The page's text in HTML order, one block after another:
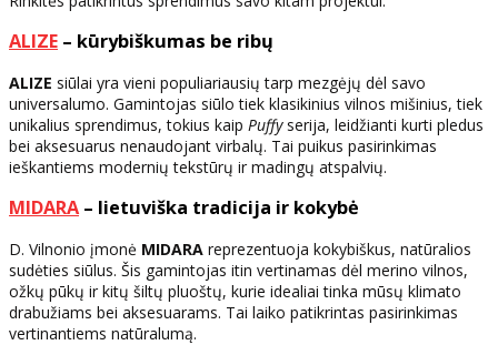
ALIZE – kūrybiškumas be ribų
ALIZE siūlai yra vieni populiariausių tarp mezgėjų dėl savo
universalumo. Gamintojas siūlo tiek klasikinius vilnos mišinius, tiek
unikalius sprendimus, tokius kaip Puffyserija, leidžianti kurti pledus
bei aksesuarus nenaudojant virbalų. Tai puikus pasirinkimas
ieškantiems modernių tekstūrų ir madingų atspalvių.
MIDARA– lietuviška tradicija ir kokybė
D. Vilnonio įmonė MIDARA reprezentuoja kokybiškus, natūralios
sudėties siūlus. Šis gamintojas itin vertinamas dėl merino vilnos,
ožkų pūkų ir kitų šiltų pluoštų, kurie idealiai tinka mūsų klimato
drabužiams bei aksesuarams. Tai laiko patikrintas pasirinkimas
vertinantiems natūralumą.